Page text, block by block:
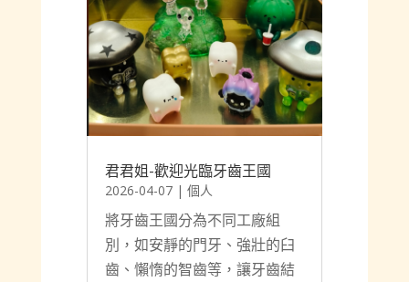
君君姐-歡迎光臨牙齒王國
2026-04-07| 個人
將牙齒王國分為不同工廠組
別，如安靜的門牙、強壯的臼
齒、懶惰的智齒等，讓牙齒結